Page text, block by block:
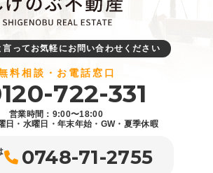
言ってお気軽にお問い合わせください
料相談・お電話窓口
722-331
営業時間：9:00〜18:00
日・水曜日・年末年始・GW・夏季休暇
0748-71-2755